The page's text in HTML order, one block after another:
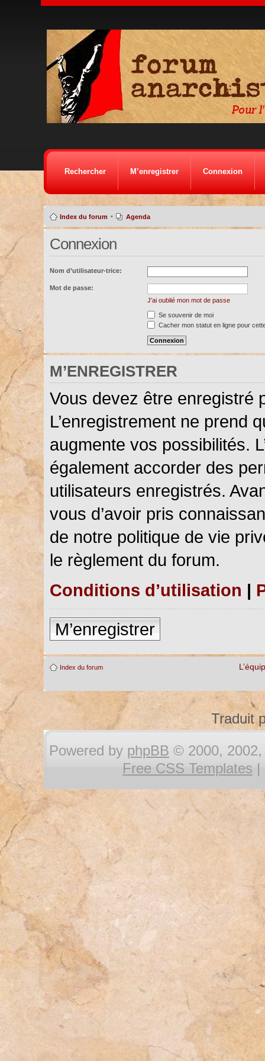
Rechercher M’enregistrer Connexion
Index du forum • Agenda
Connexion
Nom d’utilisateur-trice:
Mot de passe:
J’ai oublié mon mot de passe
Se souvenir de moi
Cacher mon statut en ligne pour
M’ENREGISTRER
Vous devez être enregistré
L’enregistrement ne prend
augmente vos possibilités.
également accorder des
utilisateurs enregistrés.
vous d’avoir pris
de notre politique de vie
le règlement du forum.
Conditions d’utilisation |
M’enregistrer
Index du forum
Traduit
Powered by phpBB © 2000, 2002,
Free CSS Templates |